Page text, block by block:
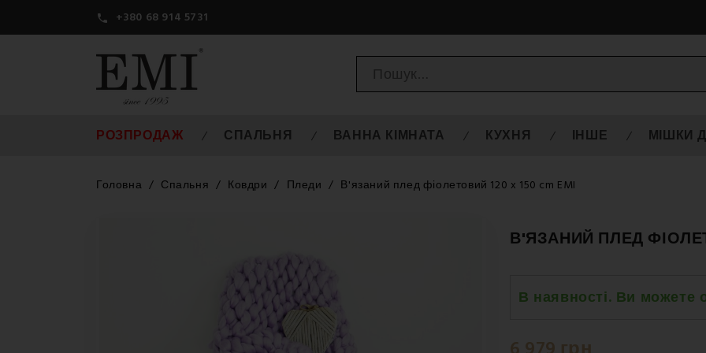
 +380 68 914 5731
РОЗПРОДАЖ СПАЛЬНЯ ВАННА КІМНАТА КУХНЯ ІНШЕ МІШКИ
Головна Спальня Ковдри Пледи В'язаний плед фіолетовий 120 x 150 cm EMI
В'ЯЗАНИЙ ПЛЕД
В наявності. Ви можете
Четверг 20.08